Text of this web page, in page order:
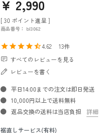
¥ 2,990
[ 30 ポイント進呈 ]
商品番号 bl3062
4.62
13
すべてのレビューを見る
レビューを書く
平日14:00までの注文は即日発送
10,000円以上で送料無料
返品交換の送料は当店負担
詳細
裾直しサービス(有料)